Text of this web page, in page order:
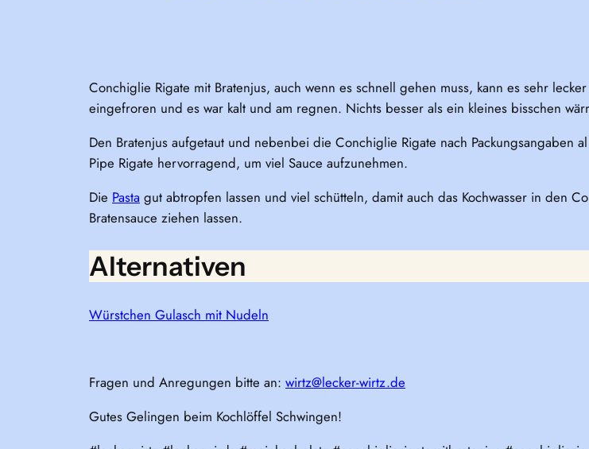
Conchiglie Rigate mit Bratenjus, auch wenn es schnell gehen muss, kann es sehr
eingefroren und es war kalt und am regnen. Nichts besser als ein kleines bisschen
Den Bratenjus aufgetaut und nebenbei die Conchiglie Rigate nach
Pipe Rigate hervorragend, um viel Sauce aufzunehmen.
Die Pasta gut abtropfen lassen und viel schütteln, damit auch das Kochwasser in den
Bratensauce ziehen lassen.
Alternativen
Würstchen Gulasch mit Nudeln
Fragen und Anregungen bitte an: wirtz@lecker-wirtz.de
Gutes Gelingen beim Kochlöffel Schwingen!